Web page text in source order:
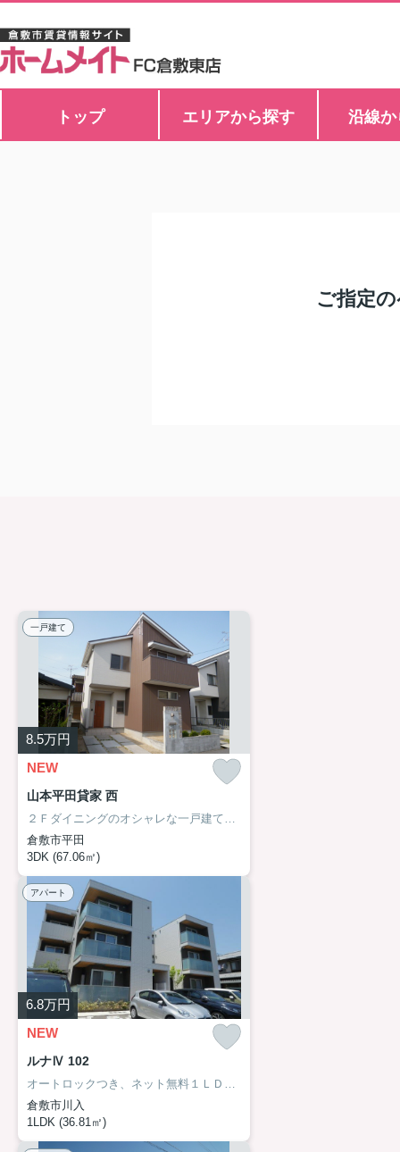
トップ エリアから探す 沿線
ご指定
一戸建て
8.5万円
NEW
山本平田貸家 西
２Ｆダイニングのオシャレな一戸建て。万寿小学校区。
倉敷市平田
3DK (67.06㎡)
アパート
6.8万円
NEW
ルナⅣ 102
オートロックつき、ネット無料１ＬＤＫ。倉敷駅まで徒歩圏内。
倉敷市川入
1LDK (36.81㎡)